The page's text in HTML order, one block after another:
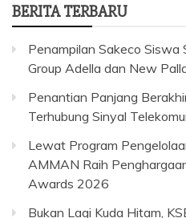
BERITA TERBARU
Penampilan Sakeco
Group Adella dan New
Penantian Panjang
Terhubung Sinyal
Lewat Program
AMMAN Raih
Awards 2026
Bukan Lagi Kuda Hitam,